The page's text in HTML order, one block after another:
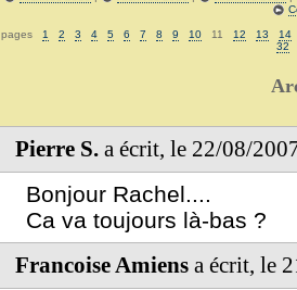
pages 1 2 3 4 5 6 7 8 9 1011 12 13
14
32
Pierre S. a écrit, le 22/08/
Bonjour Rachel....
Ca va toujours là-bas ?
Francoise Amiens a écrit, le